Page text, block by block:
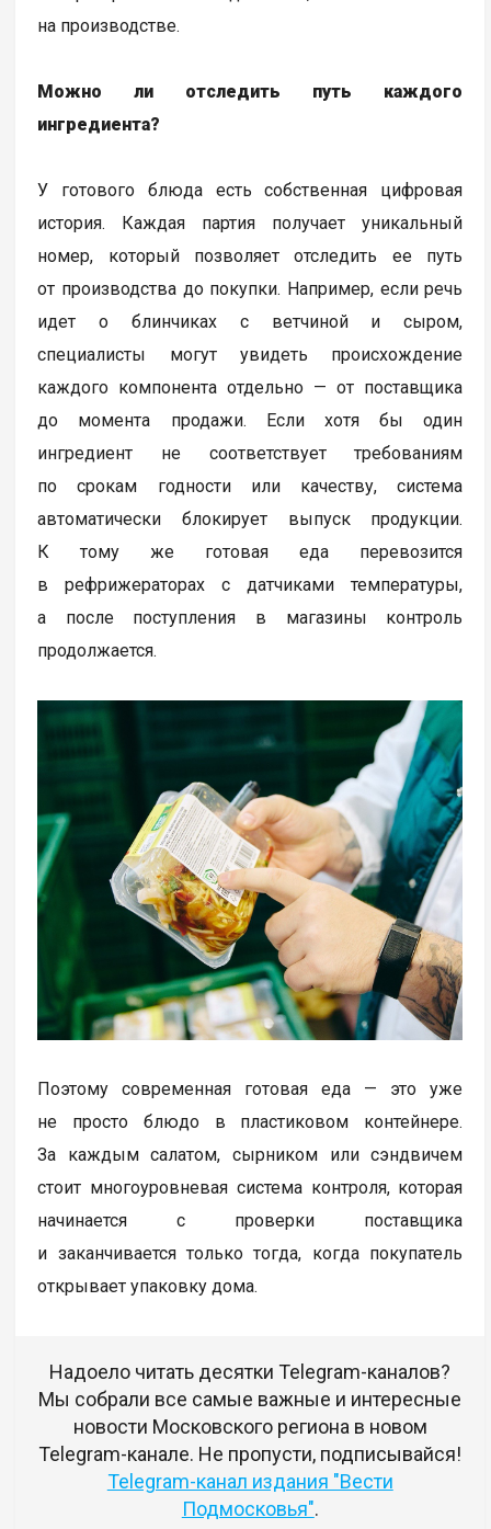
на производстве.
Можно ли отследить путь каждого
ингредиента?
У готового блюда есть собственная цифровая
история. Каждая партия получает уникальный
номер, который позволяет отследить ее путь
от производства до покупки. Например, если речь
идет о блинчиках с ветчиной и сыром,
специалисты могут увидеть происхождение
каждого компонента отдельно — от поставщика
до момента продажи. Если хотя бы один
ингредиент не соответствует требованиям
по срокам годности или качеству, система
автоматически блокирует выпуск продукции.
К тому же готовая еда перевозится
в рефрижераторах с датчиками температуры,
а после поступления в магазины контроль
продолжается.
Поэтому современная готовая еда — это уже
не просто блюдо в пластиковом контейнере.
За каждым салатом, сырником или сэндвичем
стоит многоуровневая система контроля, которая
начинается с проверки поставщика
и заканчивается только тогда, когда покупатель
открывает упаковку дома.
Надоело читать десятки Telegram-каналов?
Мы собрали все самые важные и интересные
новости Московского региона в новом
Telegram-канале. Не пропусти, подписывайся!
Telegram-канал издания "Вести
Подмосковья".